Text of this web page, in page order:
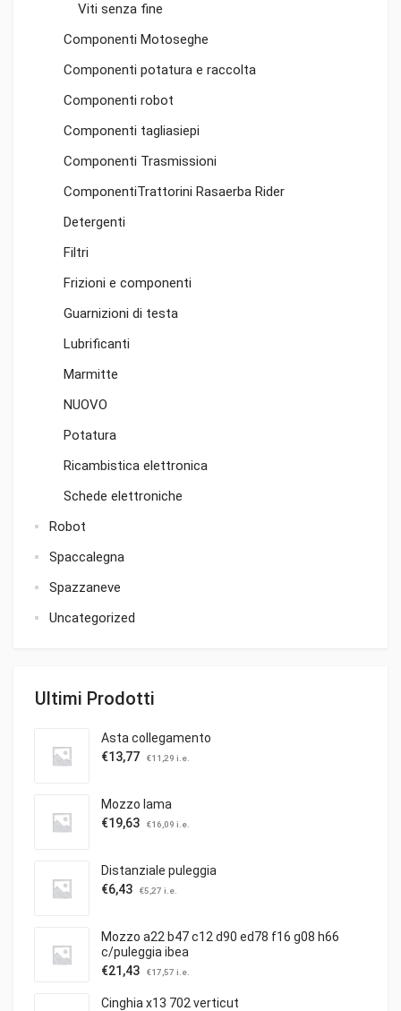
Viti senza fine
Componenti Motoseghe
Componenti potatura e raccolta
Componenti robot
Componenti tagliasiepi
Componenti Trasmissioni
ComponentiTrattorini Rasaerba Rider
Detergenti
Filtri
Frizioni e componenti
Guarnizioni di testa
Lubrificanti
Marmitte
NUOVO
Potatura
Ricambistica elettronica
Schede elettroniche
Robot
Spaccalegna
Spazzaneve
Uncategorized
Ultimi Prodotti
Asta collegamento
€13,77 €11,29 i.e.
Mozzo lama
€19,63 €16,09 i.e.
Distanziale puleggia
€6,43 €5,27 i.e.
Mozzo a22 b47 c12 d90 ed78 f16 g08 h66
c/puleggia ibea
€21,43 €17,57 i.e.
Cinghia x13 702 verticut